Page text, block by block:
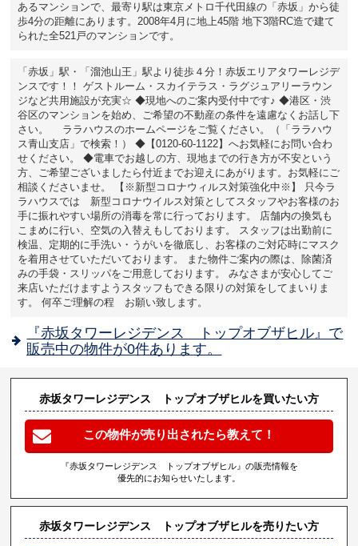
あるマンションで、最寄り駅は東京メトロ千代田線の「赤坂」から徒
歩4分の距離にあります。2008年4月に地上45階 地下3階RC造で建て
られた全521戸のマンションです。
「赤坂」駅・「溜池山王」駅より徒歩４分！赤坂エリアタワーレジデ
ンスです！！ ゲストルーム・スカイテラス・ラグジュアリーラウン
ジなど共用施設が充実☆ ◆現地へのご案内受付中です♪ ◆港区・渋
谷区のマンションを始め、ご希望の不動産の条件を遠慮なくお話し下
さい。 ララハウスのホームページをご覧ください。（「ララハウ
ス青山支店」で検索！） ◆【0120-60-1122】へお気軽にお問い合わ
せください。 ◆電車でお越しの方、現地までの行き方が不安という
方、ご希望ございましたら付近までお迎えにあがります。お気軽にご
相談くださいませ。 【※新型コロナウィルス対策強化中※】 只今ラ
ラハウスでは 新型コロナウイルス対策としてスタッフやお客様のお
手に振れやすい場所の消毒を常に行っております。 店舗内の換気も
こまめに行い、空気の入替えもしております。 スタッフは出勤前に
検温、定期的に手洗い・うがいを徹底し、お客様のご対応時にマスク
を着用させていただいております。 また物件ご案内の際は、除菌済
みの手袋・スリッパをご用意しております。 みなさまが安心してご
来店いただけますようスタッフもできる限りの対策をしてまいりま
す。 何卒ご理解の程 お願い致します。
『赤坂タワーレジデンス トップオブザヒル』で
販売中の物件が0件あります。
赤坂タワーレジデンス トップオブザヒルを買いたい方
この物件が売り出されたら教えて！
『赤坂タワーレジデンス トップオブザヒル』の販売情報を
優先的にお知らせいたします。
赤坂タワーレジデンス トップオブザヒルを売りたい方